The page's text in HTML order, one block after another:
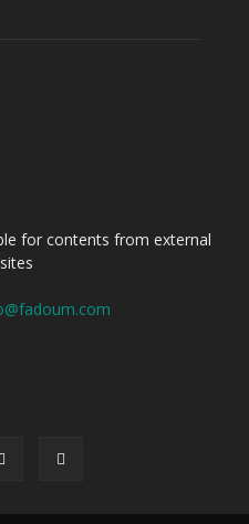
for contents from external